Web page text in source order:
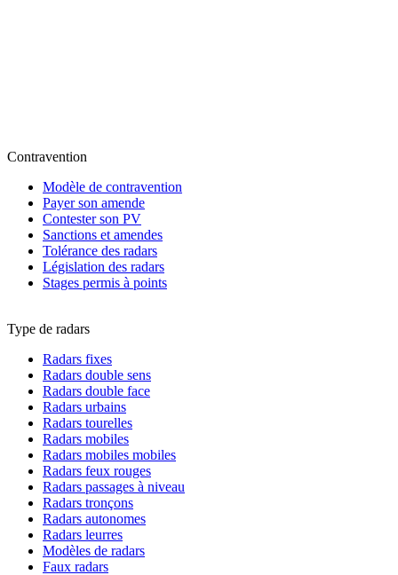
Contravention
Modèle de contravention
Payer son amende
Contester son PV
Sanctions et amendes
Tolérance des radars
Législation des radars
Stages permis à points
Type de radars
Radars fixes
Radars double sens
Radars double face
Radars urbains
Radars tourelles
Radars mobiles
Radars mobiles mobiles
Radars feux rouges
Radars passages à niveau
Radars tronçons
Radars autonomes
Radars leurres
Modèles de radars
Faux radars